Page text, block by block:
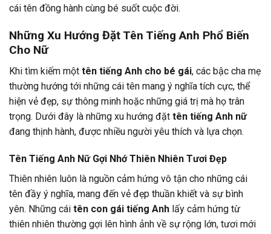
cái tên đồng hành cùng bé suốt cuộc đời.
Những Xu Hướng Đặt Tên Tiếng Anh Phổ Biến
Cho Nữ
Khi tìm kiếm một tên tiếng Anh cho bé gái, các bậc cha mẹ
thường hướng tới những cái tên mang ý nghĩa tích cực, thể
hiện vẻ đẹp, sự thông minh hoặc những giá trị mà họ trân
trọng. Dưới đây là những xu hướng đặt tên tiếng Anh nữ
đang thịnh hành, được nhiều người yêu thích và lựa chọn.
Tên Tiếng Anh Nữ Gợi Nhớ Thiên Nhiên Tươi Đẹp
Thiên nhiên luôn là nguồn cảm hứng vô tận cho những cái
tên đầy ý nghĩa, mang đến vẻ đẹp thuần khiết và sự bình
yên. Những cái tên con gái tiếng Anh lấy cảm hứng từ
thiên nhiên thường gợi lên hình ảnh về sự rộng lớn, tươi mới